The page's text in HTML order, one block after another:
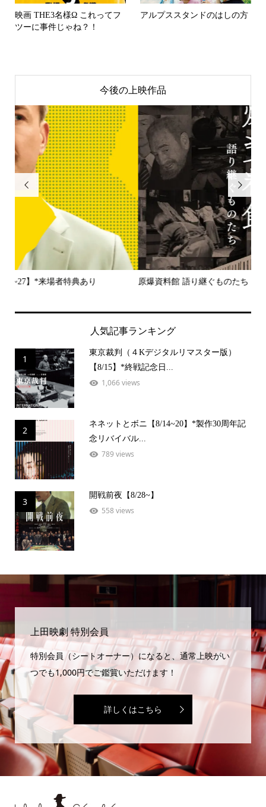
映画 THE3名様Ω これってフ
ツーに事件じゃね？！
アルプススタンドのはしの方
今後の上映作品

原爆資料館 語り継ぐものたち【8/14~27】

人気記事ランキング
1
東京裁判（４Kデジタルリマスター版）
【8/15】*終戦記念日...
1,066 views
2
ネネットとボニ【8/14~20】*製作30周年記
念リバイバル...
789 views
3
開戦前夜【8/28~】
558 views
上田映劇 特別会員
特別会員（シートオーナー）になると、通常上映がい
つでも1,000円でご鑑賞いただけます！
詳しくはこちら